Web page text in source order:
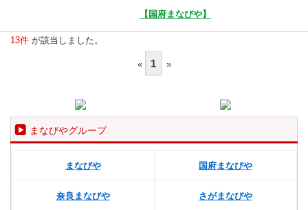
【国府まなびや】
13件 が該当しました。
« 1 »
まなびやグループ
まなびや 国府まなびや
奈良まなびや さがまなびや